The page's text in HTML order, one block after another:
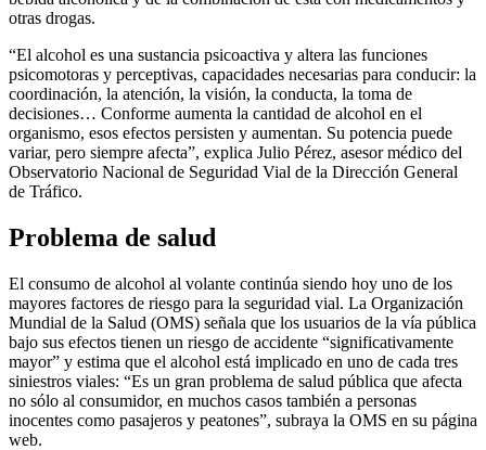
otras drogas.
“El alcohol es una sustancia psicoactiva y altera las funciones
psicomotoras y perceptivas, capacidades necesarias para conducir: la
coordinación, la atención, la visión, la conducta, la toma de
decisiones… Conforme aumenta la cantidad de alcohol en el
organismo, esos efectos persisten y aumentan. Su potencia puede
variar, pero siempre afecta”, explica Julio Pérez, asesor médico del
Observatorio Nacional de Seguridad Vial de la Dirección General
de Tráfico.
Problema de salud
El consumo de alcohol al volante continúa siendo hoy uno de los
mayores factores de riesgo para la seguridad vial. La Organización
Mundial de la Salud (OMS) señala que los usuarios de la vía pública
bajo sus efectos tienen un riesgo de accidente “significativamente
mayor” y estima que el alcohol está implicado en uno de cada tres
siniestros viales: “Es un gran problema de salud pública que afecta
no sólo al consumidor, en muchos casos también a personas
inocentes como pasajeros y peatones”, subraya la OMS en su página
web.